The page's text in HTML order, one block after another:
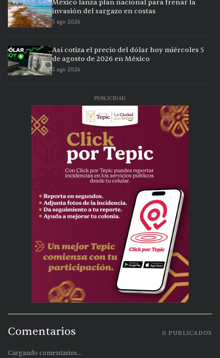
México lanza plan nacional para frenar la
invasión del sargazo en costas
5 ago 2026
Así cotiza el precio del dólar hoy miércoles 5
de agosto de 2026 en México
5 ago 2026
PUBLICIDAD
Comentarios 0 PUBLICADOS
Cargando comentarios...